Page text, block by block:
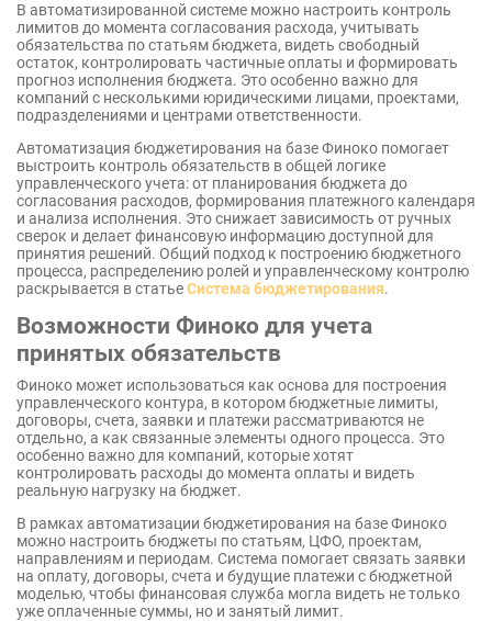
В автоматизированной системе можно настроить контроль
лимитов до момента согласования расхода, учитывать
обязательства по статьям бюджета, видеть свободный
остаток, контролировать частичные оплаты и формировать
прогноз исполнения бюджета. Это особенно важно для
компаний с несколькими юридическими лицами, проектами,
подразделениями и центрами ответственности.
Автоматизация бюджетирования на базе Финоко помогает
выстроить контроль обязательств в общей логике
управленческого учета: от планирования бюджета до
согласования расходов, формирования платежного календаря
и анализа исполнения. Это снижает зависимость от ручных
сверок и делает финансовую информацию доступной для
принятия решений. Общий подход к построению бюджетного
процесса, распределению ролей и управленческому контролю
раскрывается в статьеСистема бюджетирования.
Возможности Финоко для учета
принятых обязательств
Финоко может использоваться как основа для построения
управленческого контура, в котором бюджетные лимиты,
договоры, счета, заявки и платежи рассматриваются не
отдельно, а как связанные элементы одного процесса. Это
особенно важно для компаний, которые хотят
контролировать расходы до момента оплаты и видеть
реальную нагрузку на бюджет.
В рамках автоматизации бюджетирования на базе Финоко
можно настроить бюджеты по статьям, ЦФО, проектам,
направлениям и периодам. Система помогает связать заявки
на оплату, договоры, счета и будущие платежи с бюджетной
моделью, чтобы финансовая служба могла видеть не только
уже оплаченные суммы, но и занятый лимит.